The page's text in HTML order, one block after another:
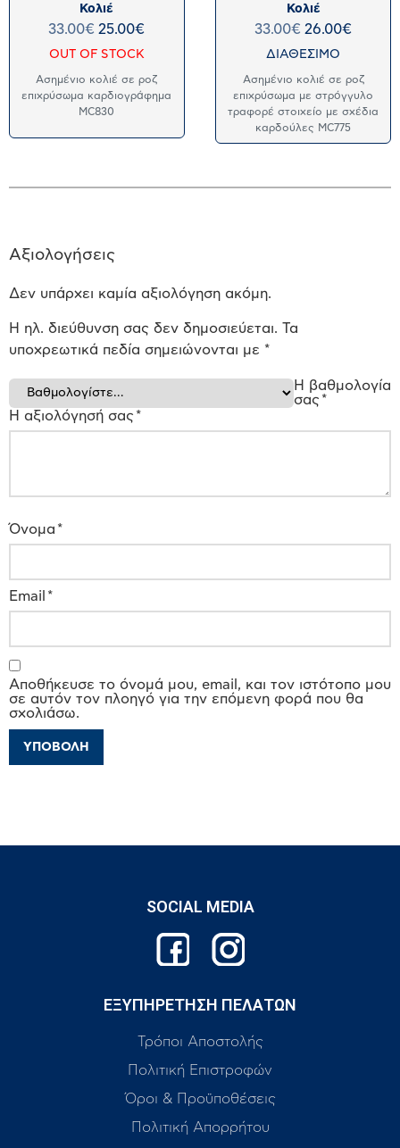
Κολιέ
33.00€ 25.00€
OUT OF STOCK
Ασημένιο κολιέ σε ροζ
επιχρύσωμα καρδιογράφημα
MC830
Κολιέ
33.00€ 26.00€
ΔΙΑΘΕΣΙΜΟ
Ασημένιο κολιέ σε ροζ
επιχρύσωμα με στρόγγυλο
τραφορέ στοιχείο με σχέδια
καρδούλες MC775
Αξιολογήσεις
Δεν υπάρχει καμία αξιολόγηση ακόμη.
Η ηλ. διεύθυνση σας δεν δημοσιεύεται. Τα
υποχρεωτικά πεδία σημειώνονται με *
Η βαθμολογία
σας *
Η αξιολόγησή σας *
Όνομα *
Email *
Αποθήκευσε το όνομά μου, email, και τον ιστότοπο μου
σε αυτόν τον πλοηγό για την επόμενη φορά που θα
σχολιάσω.
SOCIAL MEDIA
ΕΞΥΠΗΡΕΤΗΣΗ ΠΕΛΑΤΩΝ
Τρόποι Αποστολής
Πολιτική Επιστροφών
Όροι & Προϋποθέσεις
Πολιτική Απορρήτου